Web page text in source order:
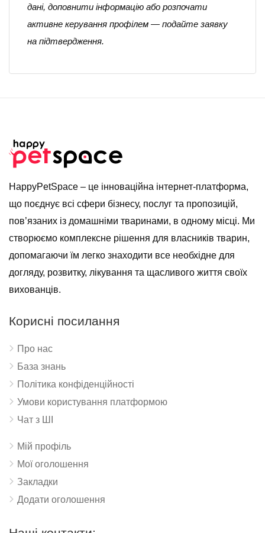
дані, доповнити інформацію або розпочати
активне керування профілем — подайте заявку
на підтвердження.
HappyPetSpace – це інноваційна інтернет-платформа,
що поєднує всі сфери бізнесу, послуг та пропозицій,
пов’язаних із домашніми тваринами, в одному місці. Ми
створюємо комплексне рішення для власників тварин,
допомагаючи їм легко знаходити все необхідне для
догляду, розвитку, лікування та щасливого життя своїх
вихованців.
Корисні посилання
Про нас
База знань
Політика конфіденційності
Умови користування платформою
Чат з ШІ
Мій профіль
Мої оголошення
Закладки
Додати оголошення